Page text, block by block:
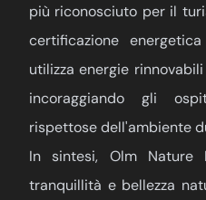
più riconosciuto per il
certificazione
utilizza energie
incoraggiando gli
rispettose dell'ambiente
In sintesi, Olm
tranquillità e bellezza